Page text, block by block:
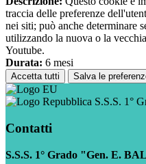
traccia delle preferenze
nei siti; può anche determinare
utilizzando la nuova o la
Youtube.
Durata: 6 mesi
Accetta tutti Salva le
S.S.S. 1°
Contatti
S.S.S. 1° Grado "Gen. E.